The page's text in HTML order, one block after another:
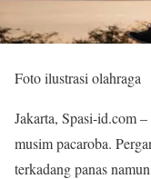
Foto ilustrasi olahraga
Jakarta, Spasi-id.com
musim pacaroba.
terkadang panas